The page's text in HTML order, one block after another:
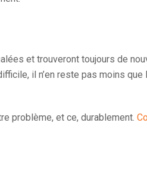
et trouveront toujours de
il n’en reste pas moins que
problème, et ce, durablement.